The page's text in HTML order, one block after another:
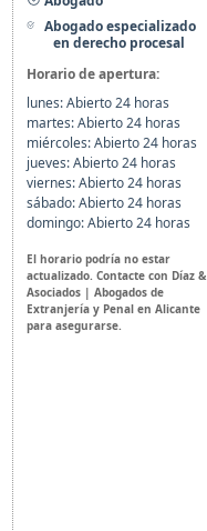
Abogado especializado
en derecho procesal
Horario de apertura:
lunes: Abierto 24 horas
martes: Abierto 24 horas
miércoles: Abierto 24 horas
jueves: Abierto 24 horas
viernes: Abierto 24 horas
sábado: Abierto 24 horas
domingo: Abierto 24 horas
El horario podría no estar
actualizado. Contacte con Díaz &
Asociados | Abogados de
Extranjería y Penal en Alicante
para asegurarse.